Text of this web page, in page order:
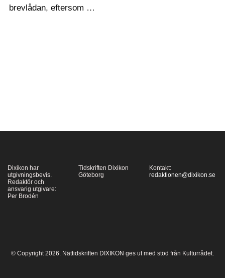
brevlådan, eftersom det
Berwald, Jussi Björling
Dixikon har
utgivningsbevis.
Redaktör och
ansvarig utgivare:
Per Brodén
Tidskriften Dixikon
Göteborg
Kontakt:
redaktionen@dixikon.se
© Copyright 2026. Nättidskriften DIXIKON ges ut med stöd från Kulturrådet.